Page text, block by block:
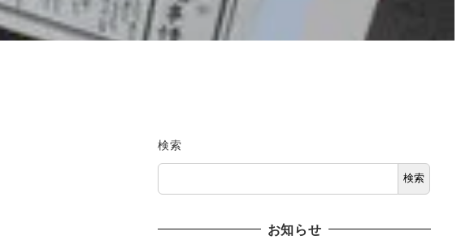
検索
検索
お知らせ